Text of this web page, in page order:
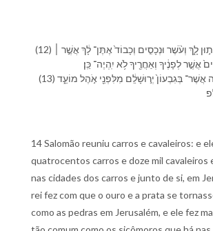
(12) הַֽ⁠חָכְמָ֥ה וְ⁠הַ⁠מַּדָּ֖ע נָת֣וּן לָ֑⁠ךְ וְ⁠עֹ֨שֶׁר וּ⁠נְכָסִ֤ים וְ⁠כָבוֹד֙ אֶתֶּן־ לָ֔⁠ךְ אֲשֶׁ֣ר ׀
אֲשֶׁ֣ר לְ⁠פָנֶ֔י⁠ךָ וְ⁠אַחֲרֶ֖י⁠ךָ לֹ֥א יִֽהְיֶה־ כֵּֽן׃
(13) וַ⁠יָּבֹ֨א שְׁלֹמֹ֜ה לַ⁠בָּמָ֤ה אֲשֶׁר־ בְּ⁠גִבְעוֹן֙ יְר֣וּשָׁלִַ֔ם מִ⁠לִּ⁠פְנֵ֖י אֹ֣הֶל מוֹעֵ֑ד
14 Salomão reuniu carros e cavaleiros: e
quatrocentos carros e doze mil cavaleiros
nas cidades dos carros e junto de si, em
rei fez com que o ouro e a prata se
como as pedras em Jerusalém, e ele fez